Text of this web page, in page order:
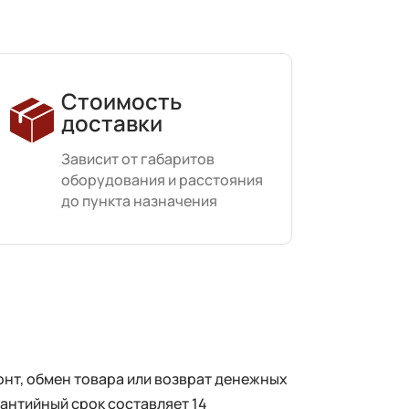
Стоимость
доставки
Зависит от габаритов
оборудования и расстояния
до пункта назначения
обмен товара или возврат денежных
срок составляет 14